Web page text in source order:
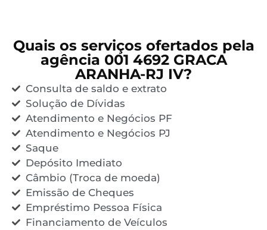
Quais os serviços ofertados pela
agência 001 4692 GRACA
ARANHA-RJ IV?
Consulta de saldo e extrato
Solução de Dívidas
Atendimento e Negócios PF
Atendimento e Negócios PJ
Saque
Depósito Imediato
Câmbio (Troca de moeda)
Emissão de Cheques
Empréstimo Pessoa Física
Financiamento de Veículos